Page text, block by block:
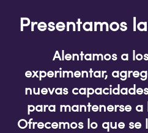
Presentamos
Alentamos a
experimentar,
nuevas
para mantenerse
Ofrecemos lo que se